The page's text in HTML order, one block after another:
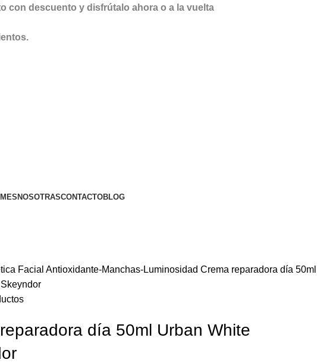
con descuento y disfrútalo ahora o a la vuelta
NOSOTRASCONTACTOBLOG
Facial Antioxidante-Manchas-Luminosidad Crema reparadora día 50ml
día 50ml Urban White